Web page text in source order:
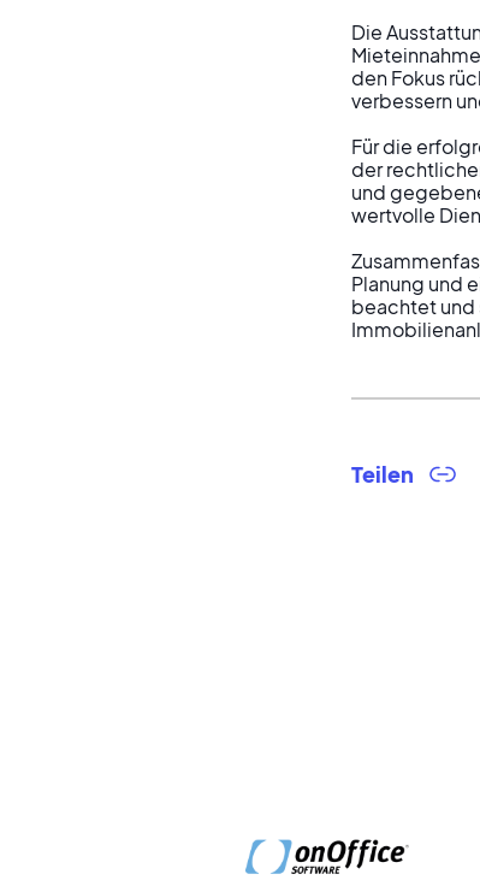
Die
den Fokus
verbessern
Für die
der
und
wertvolle
Planung und
beachtet und
Teilen